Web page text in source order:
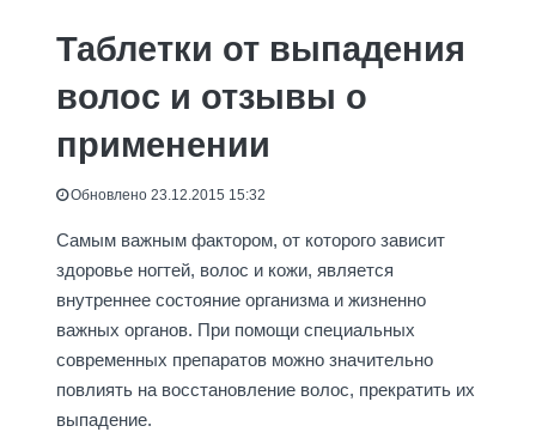
Таблетки от выпадения
волос и отзывы о
применении
Обновлено 23.12.2015 15:32
Самым важным фактором, от которого зависит
здоровье ногтей, волос и кожи, является
внутреннее состояние организма и жизненно
важных органов. При помощи специальных
современных препаратов можно значительно
повлиять на восстановление волос, прекратить их
выпадение.